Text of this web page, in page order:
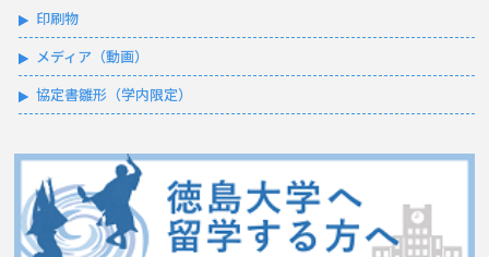
印刷物
メディア（動画）
協定書雛形（学内限定）